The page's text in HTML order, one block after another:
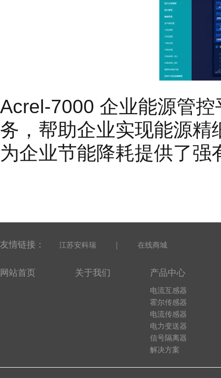
Acrel-7000 企业能源管
务，帮助企业实现能源精
为企业节能降耗提供了强
友情链接： 江苏安科瑞 | 在线商城
网站首页 关于我们 产品中心
电流互感器
霍尔传感器
电流传感器
电力变送器
信号隔离器
解决方案